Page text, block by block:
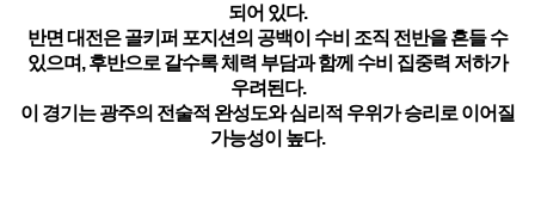
되어 있다.
반면 대전은 골키퍼 포지션의 공백이 수비 조직 전반을 흔들 수
있으며, 후반으로 갈수록 체력 부담과 함께 수비 집중력 저하가
우려된다.
이 경기는 광주의 전술적 완성도와 심리적 우위가 승리로 이어질
가능성이 높다.